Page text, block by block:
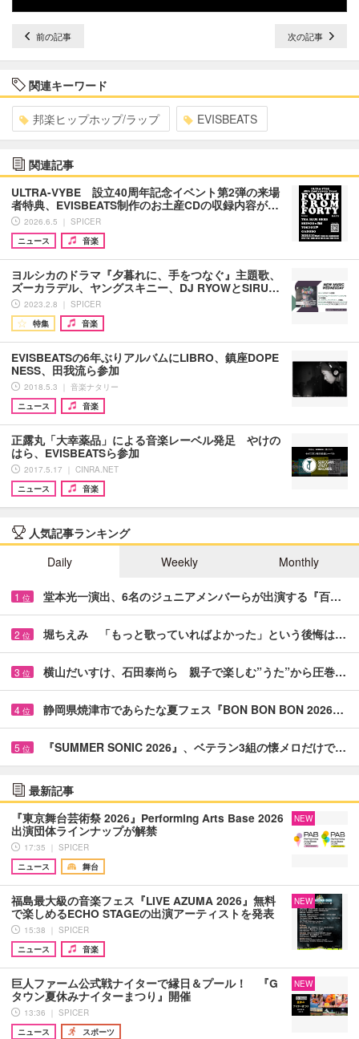
前の記事 次の記事
関連キーワード
邦楽ヒップホップ/ラップ EVISBEATS
関連記事
ULTRA-VYBE 設立40周年記念イベント第2弾の来場
者特典、EVISBEATS制作のお土産CDの収録内容が…
2026.6.5 ｜ SPICER
ニュース
音楽
ヨルシカのドラマ『夕暮れに、手をつなぐ』主題歌、
ズーカラデル、ヤングスキニー、DJ RYOWとSIRU…
2023.2.8 ｜ SPICER
特集
音楽
EVISBEATSの6年ぶりアルバムにLIBRO、鎮座DOPE
NESS、田我流ら参加
2018.5.3 ｜ 音楽ナタリー
ニュース
音楽
正露丸「大幸薬品」による音楽レーベル発足 やけの
はら、EVISBEATSら参加
2017.5.17 ｜ CINRA.NET
ニュース
音楽
人気記事ランキング
Daily
Weekly Monthly
1 位 堂本光一演出、6名のジュニアメンバーらが出演する『百…
2 位 堀ちえみ 「もっと歌っていればよかった」という後悔は…
3 位 横山だいすけ、石田泰尚ら 親子で楽しむ”うた”から圧巻…
4 位 静岡県焼津市であらたな夏フェス『BON BON BON 2026…
5 位 『SUMMER SONIC 2026』、ベテラン3組の懐メロだけで…
最新記事
『東京舞台芸術祭 2026』Performing Arts Base 2026
出演団体ラインナップが解禁
17:35 ｜ SPICER
ニュース
舞台
NEW
福島最大級の音楽フェス『LIVE AZUMA 2026』無料
で楽しめるECHO STAGEの出演アーティストを発表
15:38 ｜ SPICER
ニュース
音楽
NEW
巨人ファーム公式戦ナイターで縁日＆プール！ 『G
タウン夏休みナイターまつり』開催
13:36 ｜ SPICER
ニュース
スポーツ
NEW